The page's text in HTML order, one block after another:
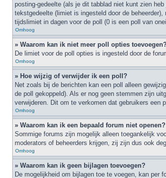
posting-gedeelte (als je dit tabblad niet kunt zien
tekstgedeelte (limiet is ingesteld door de
tijdslimiet in dagen voor de poll (0 is een poll van
Omhoog
» Waarom kan ik niet meer poll opties toevoegen?
De limiet voor de poll opties is ingesteld door de
Omhoog
» Hoe wijzig of verwijder ik een poll?
Net zoals bij de berichten kan een poll alleen
de poll gekoppeld). Als er nog geen stemmen zijn
verwijderen. Dit om te verkomen dat gebruikers een
Omhoog
» Waarom kan ik een bepaald forum niet openen?
Sommige forums zijn mogelijk alleen toegankelijk
moderators of beheerders krijgen, zij zijn dus ook
Omhoog
» Waarom kan ik geen bijlagen toevoegen?
De mogelijkheid om bijlagen toe te voegen, kan per